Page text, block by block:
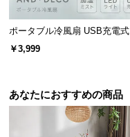
ポータブル冷風扇 USB充電式
￥3,999
あなたにおすすめの商品